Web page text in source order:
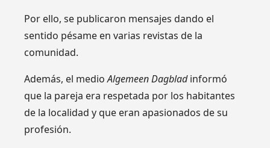
Por ello, se publicaron mensajes dando el
sentido pésame en varias revistas de la
comunidad.
Además, el medioAlgemeen Dagbladinformó
que la pareja era respetada por los habitantes
de la localidad y que eran apasionados de su
profesión.